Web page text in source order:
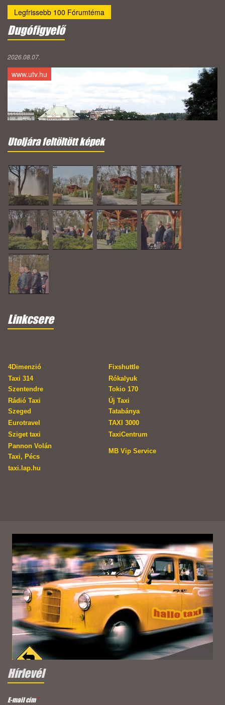
Legfrissebb 100 Fórumtéma
Dugófigyelő
2026.08.07.
www.utv.hu
Utoljára feltöltött képek
Linkcsere
4Dimenzió
Fixshuttle
Taxi 314
Szentendre
Rókalyuk
Tokio 170
Rádió Taxi
Szeged
Új Taxi
Tatabánya
Eurotravel
TAXI 3000
Sziget taxi
TaxiCentrum
Pannon Volán
Taxi, Pécs
MB Vip Service
taxi.lap.hu
Hírlevél
E-mail cím*